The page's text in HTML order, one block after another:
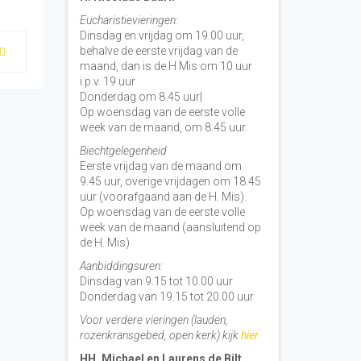
Eucharistievieringen:
Dinsdag en vrijdag om 19.00 uur,
behalve de eerste vrijdag van de
maand, dan is de H Mis om 10 uur
i.p.v. 19 uur
Donderdag om 8.45 uur|
Op woensdag van de eerste volle
week van de maand, om 8:45 uur.
Biechtgelegenheid
Eerste vrijdag van de maand om
9.45 uur, overige vrijdagen om 18.45
uur (voorafgaand aan de H. Mis).
Op woensdag van de eerste volle
week van de maand (aansluitend op
de H. Mis)
Aanbiddingsuren:
Dinsdag van 9.15 tot 10.00 uur
Donderdag van 19.15 tot 20.00 uur
Voor verdere vieringen (lauden,
rozenkransgebed, open kerk) kijkhier